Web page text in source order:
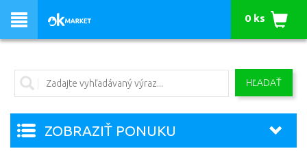
HĽADAŤ
0 ks
ZOBRAZIŤ PONUKU